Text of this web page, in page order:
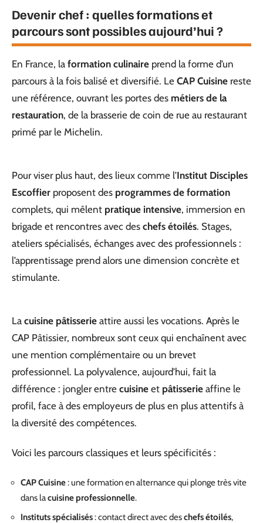
Devenir chef : quelles formations et
parcours sont possibles aujourd’hui ?
En France, la formation culinaire prend la forme d’un
parcours à la fois balisé et diversifié. Le CAP Cuisine reste
une référence, ouvrant les portes des métiers de la
restauration, de la brasserie de coin de rue au restaurant
primé par le Michelin.
Pour viser plus haut, des lieux comme l’Institut Disciples
Escoffier proposent des programmes de formation
complets, qui mêlent pratique intensive, immersion en
brigade et rencontres avec des chefs étoilés. Stages,
ateliers spécialisés, échanges avec des professionnels :
l’apprentissage prend alors une dimension concrète et
stimulante.
La cuisine pâtisserie attire aussi les vocations. Après le
CAP Pâtissier, nombreux sont ceux qui enchaînent avec
une mention complémentaire ou un brevet
professionnel. La polyvalence, aujourd’hui, fait la
différence : jongler entre cuisine et pâtisserie affine le
profil, face à des employeurs de plus en plus attentifs à
la diversité des compétences.
Voici les parcours classiques et leurs spécificités :
CAP Cuisine: une formation en alternance qui plonge très vite
dans lacuisine professionnelle.
Instituts spécialisés: contact direct avec deschefs étoilés,